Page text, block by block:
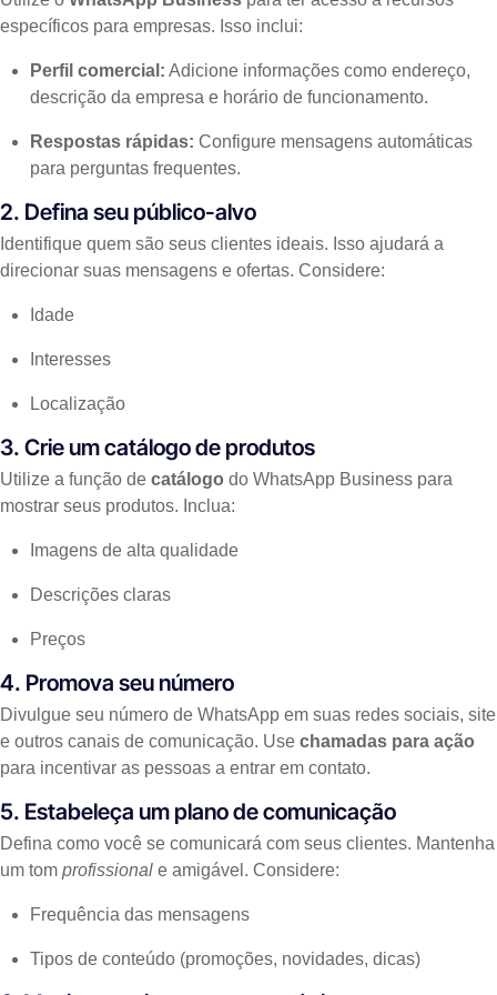
específicos para empresas. Isso inclui:
Perfil comercial: Adicione informações como endereço,
descrição da empresa e horário de funcionamento.
Respostas rápidas: Configure mensagens automáticas
para perguntas frequentes.
2. Defina seu público-alvo
Identifique quem são seus clientes ideais. Isso ajudará a
direcionar suas mensagens e ofertas. Considere:
Idade
Interesses
Localização
3. Crie um catálogo de produtos
Utilize a função de catálogo do WhatsApp Business para
mostrar seus produtos. Inclua:
Imagens de alta qualidade
Descrições claras
Preços
4. Promova seu número
Divulgue seu número de WhatsApp em suas redes sociais, site
e outros canais de comunicação. Use chamadas para ação
para incentivar as pessoas a entrar em contato.
5. Estabeleça um plano de comunicação
Defina como você se comunicará com seus clientes. Mantenha
um tom profissional e amigável. Considere:
Frequência das mensagens
Tipos de conteúdo (promoções, novidades, dicas)